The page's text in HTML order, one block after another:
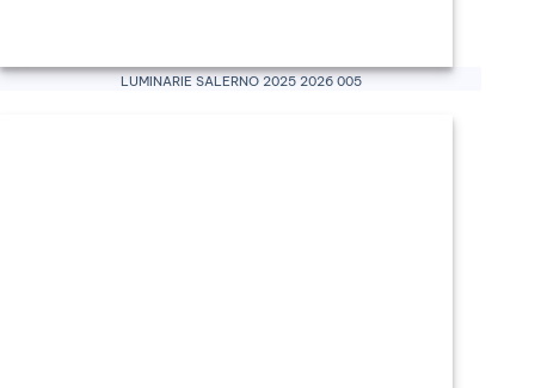
Luminarie Salerno 2025 2026 005